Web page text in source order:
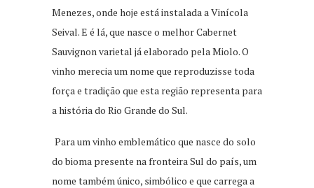
Menezes, onde hoje está instalada a Vinícola
Seival. E é lá, que nasce o melhor Cabernet
Sauvignon varietal já elaborado pela Miolo. O
vinho merecia um nome que reproduzisse toda
força e tradição que esta região representa para
a história do Rio Grande do Sul.
Para um vinho emblemático que nasce do solo
do bioma presente na fronteira Sul do país, um
nome também único, simbólico e que carrega a